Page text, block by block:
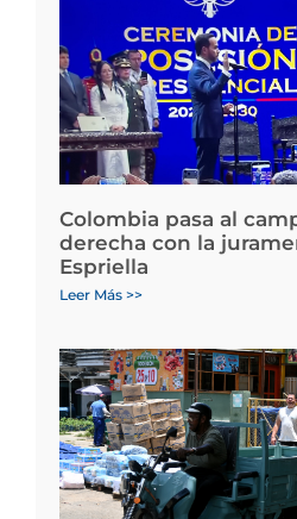
Colombia pasa al
derecha con la
Espriella
Leer Más >>